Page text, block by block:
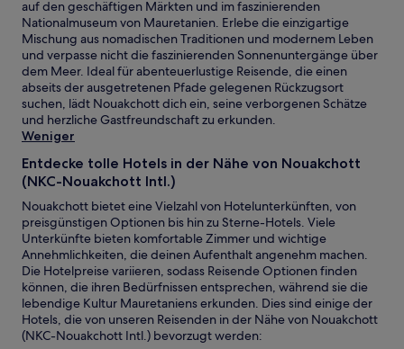
auf den geschäftigen Märkten und im faszinierenden
Nationalmuseum von Mauretanien. Erlebe die einzigartige
Mischung aus nomadischen Traditionen und modernem Leben
und verpasse nicht die faszinierenden Sonnenuntergänge über
dem Meer. Ideal für abenteuerlustige Reisende, die einen
abseits der ausgetretenen Pfade gelegenen Rückzugsort
suchen, lädt Nouakchott dich ein, seine verborgenen Schätze
und herzliche Gastfreundschaft zu erkunden.
Weniger
Entdecke tolle Hotels in der Nähe von Nouakchott
(NKC-Nouakchott Intl.)
Nouakchott bietet eine Vielzahl von Hotelunterkünften, von
preisgünstigen Optionen bis hin zu Sterne-Hotels. Viele
Unterkünfte bieten komfortable Zimmer und wichtige
Annehmlichkeiten, die deinen Aufenthalt angenehm machen.
Die Hotelpreise variieren, sodass Reisende Optionen finden
können, die ihren Bedürfnissen entsprechen, während sie die
lebendige Kultur Mauretaniens erkunden. Dies sind einige der
Hotels, die von unseren Reisenden in der Nähe von Nouakchott
(NKC-Nouakchott Intl.) bevorzugt werden: